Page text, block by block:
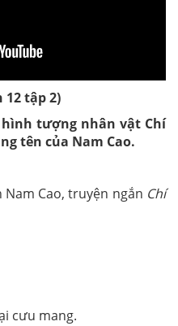
12 tập 2)
tượng nhân vật Chí
tên của Nam Cao.
Cao, truyện ngắn Chí
cưu mang.